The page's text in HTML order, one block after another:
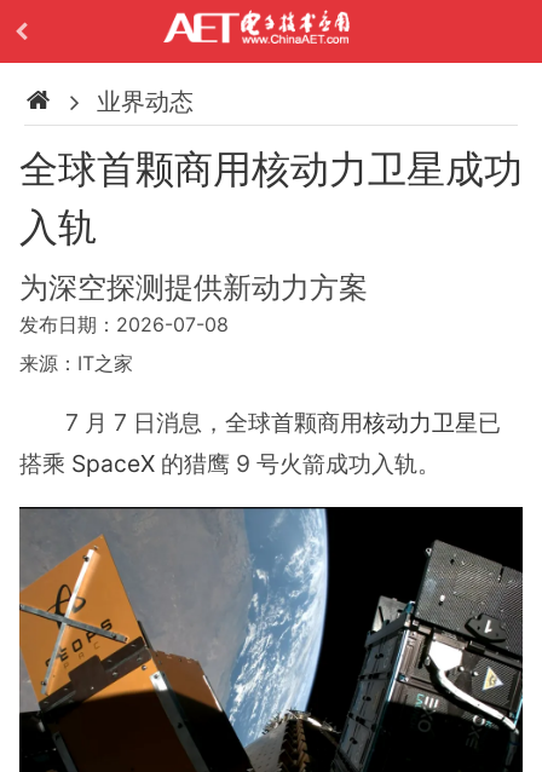
业界动态
全球首颗商用核动力卫星成功
入轨
为深空探测提供新动力方案
发布日期：2026-07-08
来源：IT之家
7 月 7 日消息，全球首颗商用核动力卫星已
搭乘 SpaceX 的猎鹰 9 号火箭成功入轨。